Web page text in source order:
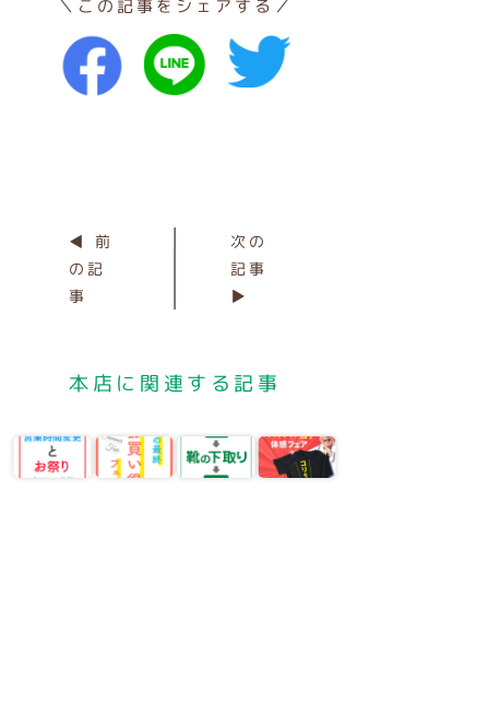
＼この記事をシェアする／
◀ 前
の記
事
次の
記事
▶
本店に関連する記事